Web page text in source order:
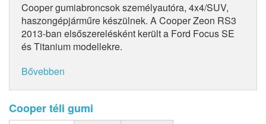
Cooper gumiabroncsok személyautóra, 4x4/SUV,
haszongépjárműre készülnek. A Cooper Zeon RS3
2013-ban elsőszerelésként került a Ford Focus SE
és Titanium modellekre.
Bővebben
Cooper téli gumi